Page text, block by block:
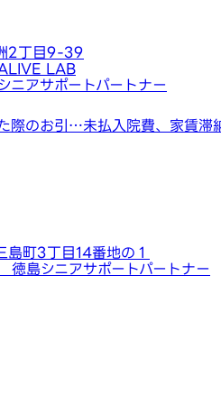
2丁目9-39
LAB
アサポートパートナー
際のお引…未払入院費、家賃滞
町3丁目14番地の１
島シニアサポートパートナー